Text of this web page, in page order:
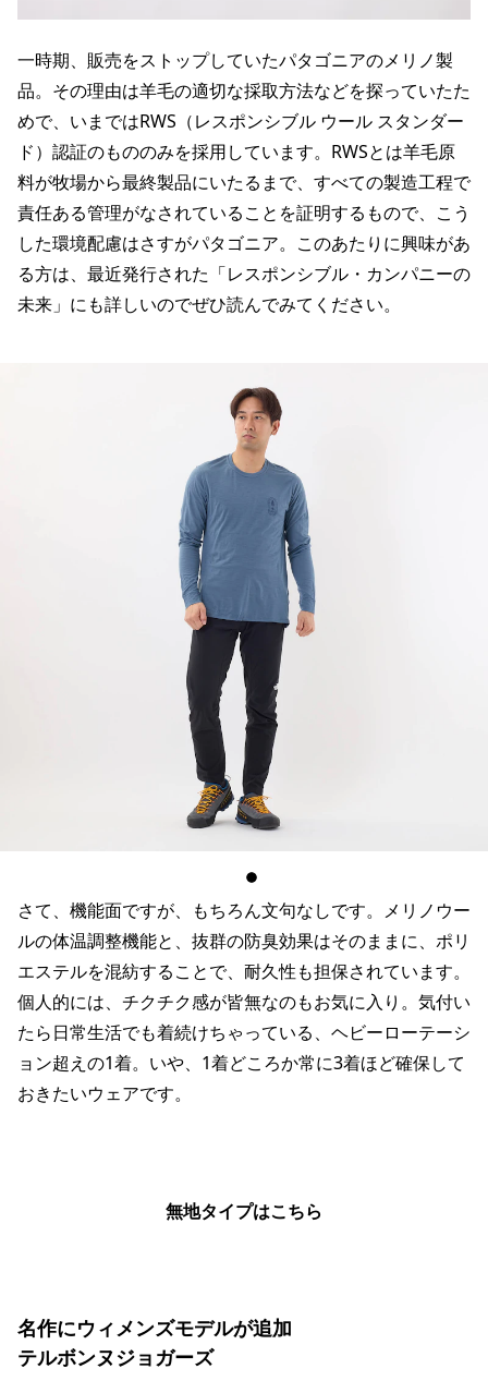
一時期、販売をストップしていたパタゴニアのメリノ製
品。その理由は羊毛の適切な採取方法などを探っていたた
めで、いまではRWS（レスポンシブル ウール スタンダー
ド）認証のもののみを採用しています。RWSとは羊毛原
料が牧場から最終製品にいたるまで、すべての製造工程で
責任ある管理がなされていることを証明するもので、こう
した環境配慮はさすがパタゴニア。このあたりに興味があ
る方は、最近発行された「レスポンシブル・カンパニーの
未来」にも詳しいのでぜひ読んでみてください。
さて、機能面ですが、もちろん文句なしです。メリノウー
ルの体温調整機能と、抜群の防臭効果はそのままに、ポリ
エステルを混紡することで、耐久性も担保されています。
個人的には、チクチク感が皆無なのもお気に入り。気付い
たら日常生活でも着続けちゃっている、ヘビーローテーシ
ョン超えの1着。いや、1着どころか常に3着ほど確保して
おきたいウェアです。
無地タイプはこちら
名作にウィメンズモデルが追加
テルボンヌジョガーズ